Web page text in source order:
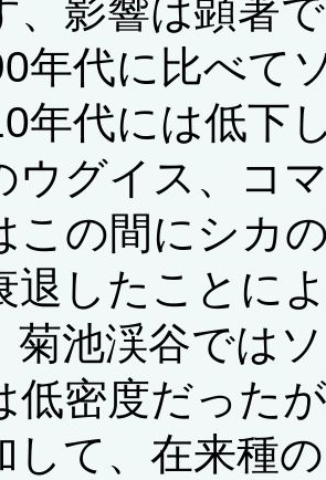
、影響は顕著
年代に比べて
年代には低下
ウグイス、コ
この間にシカ
退したことに
菊池渓谷では
低密度だった
して、在来種